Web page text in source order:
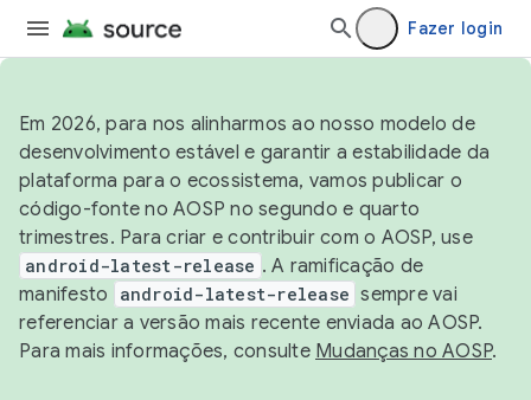
Fazer login
Em 2026, para nos alinharmos ao nosso modelo de
desenvolvimento estável e garantir a estabilidade da
plataforma para o ecossistema, vamos publicar o
código-fonte no AOSP no segundo e quarto
trimestres. Para criar e contribuir com o AOSP, use
android-latest-release . A ramificação de
manifesto
android-latest-release sempre vai
referenciar a versão mais recente enviada ao AOSP.
Para mais informações, consulte Mudanças no AOSP.